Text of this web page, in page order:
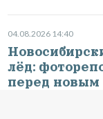
04.08.2026 14:40
лёд:
перед новым